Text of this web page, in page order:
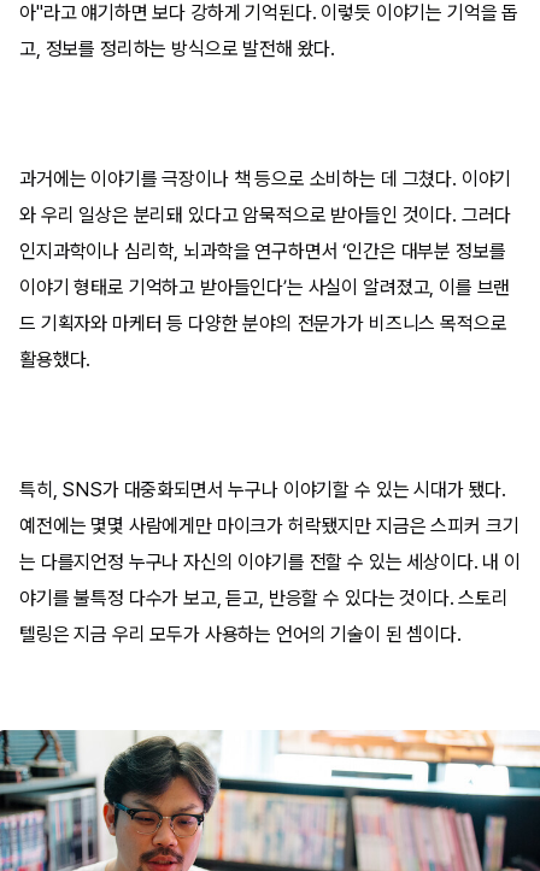
아"라고 얘기하면 보다 강하게 기억된다. 이렇듯 이야기는 기억을 돕
고, 정보를 정리하는 방식으로 발전해 왔다.
과거에는 이야기를 극장이나 책 등으로 소비하는 데 그쳤다. 이야기
와 우리 일상은 분리돼 있다고 암묵적으로 받아들인 것이다. 그러다
인지과학이나 심리학, 뇌과학을 연구하면서 ‘인간은 대부분 정보를
이야기 형태로 기억하고 받아들인다’는 사실이 알려졌고, 이를 브랜
드 기획자와 마케터 등 다양한 분야의 전문가가 비즈니스 목적으로
활용했다.
특히, SNS가 대중화되면서 누구나 이야기할 수 있는 시대가 됐다.
예전에는 몇몇 사람에게만 마이크가 허락됐지만 지금은 스피커 크기
는 다를지언정 누구나 자신의 이야기를 전할 수 있는 세상이다. 내 이
야기를 불특정 다수가 보고, 듣고, 반응할 수 있다는 것이다. 스토리
텔링은 지금 우리 모두가 사용하는 언어의 기술이 된 셈이다.